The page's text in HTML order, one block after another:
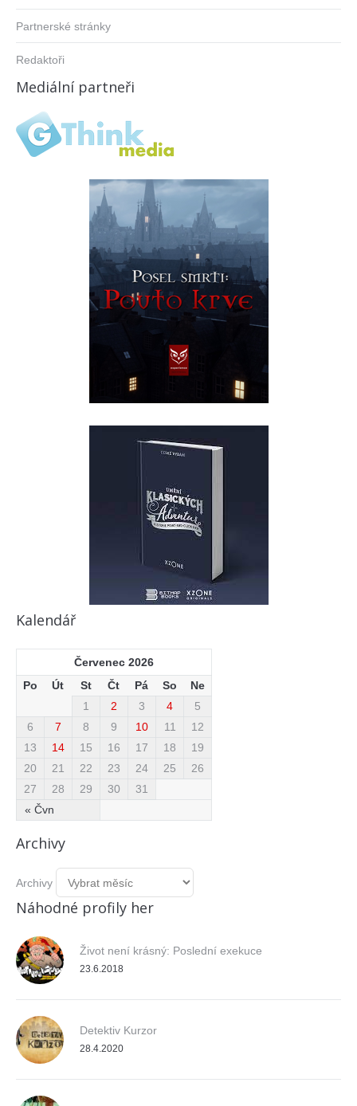
Partnerské stránky
Redaktoři
Mediální partneři
Kalendář
Červenec 2026
Po
Út St Čt Pá So Ne
« Čvn
1 2 3 4
5
6
7 8 9 10 11
12
13
14 15 16 17 18
19
20
21 22 23 24 25
26
27
28 29 30 31
Archivy
Archivy
Náhodné profily her
Život není krásný: Poslední exekuce
23.6.2018
Detektiv Kurzor
28.4.2020